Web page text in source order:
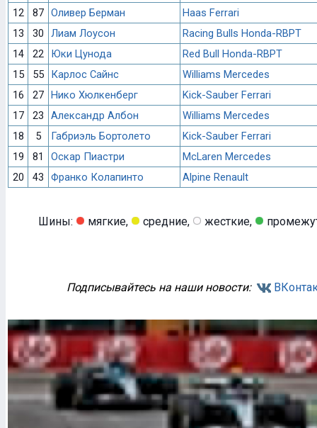
12
87 Оливер Берман
Haas Ferrari
13
30 Лиам Лоусон
Racing Bulls Honda-RBPT
14
22 Юки Цунода
Red Bull Honda-RBPT
15
55 Карлос Сайнс
Williams Mercedes
16
27 Нико Хюлкенберг
Kick-Sauber Ferrari
17
23 Александр Албон
Williams Mercedes
18
5 Габриэль Бортолето
Kick-Sauber Ferrari
19
81 Оскар Пиастри
McLaren Mercedes
20
43 Франко Колапинто Alpine Renault
Шины: мягкие, средние, жесткие,
Подписывайтесь на наши новости: